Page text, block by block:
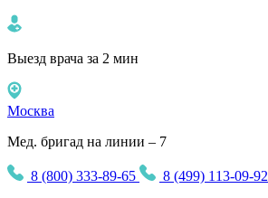
Выезд врача за 2 мин
Москва
Мед. бригад на линии – 7
8 (800) 333-89-65
8 (499) 113-09-92